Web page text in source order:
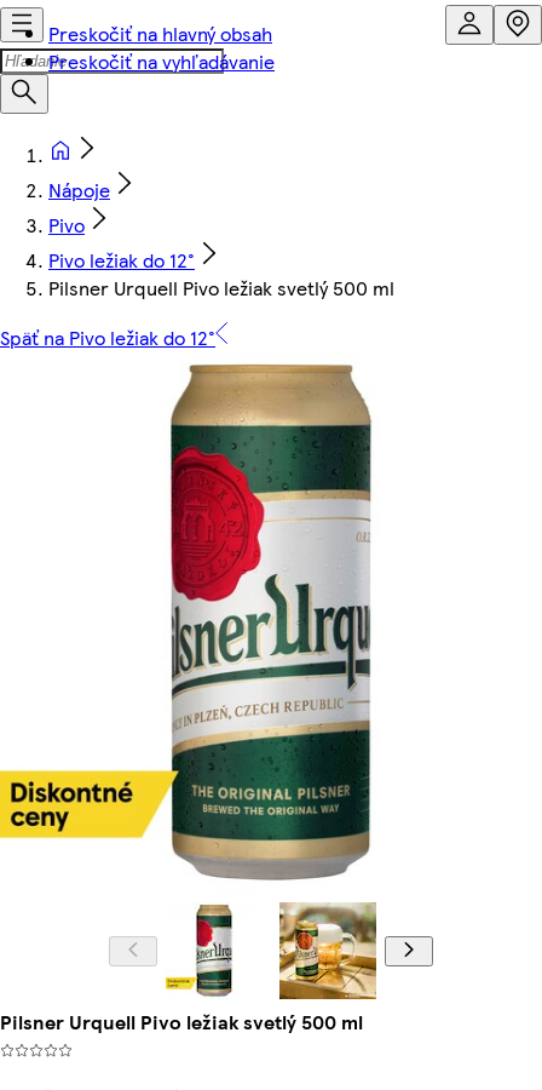
Preskočiť na hlavný obsah
Preskočiť na vyhľadávanie
Nápoje
Pivo
Pivo ležiak do 12°
Pilsner Urquell Pivo ležiak svetlý 500 ml
Späť na Pivo ležiak do 12°
Pilsner Urquell Pivo ležiak svetlý 500 ml